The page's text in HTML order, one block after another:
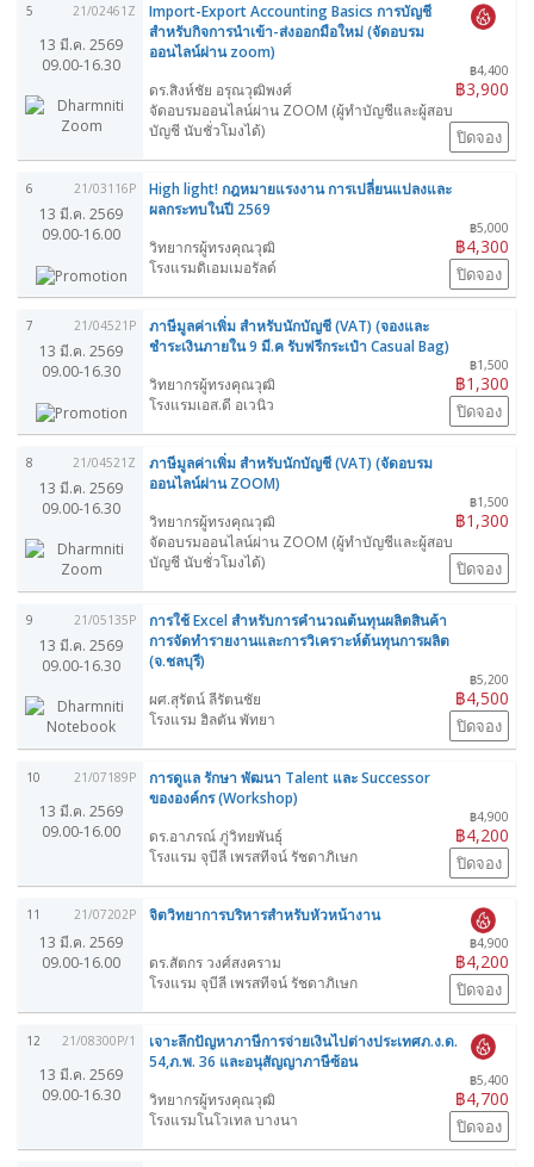
5 21/02461Z
13 มี.ค. 2569
09.00-16.30
Import-Export Accounting Basics การบัญชี
สำหรับกิจการนำเข้า-ส่งออกมือใหม่ (จัดอบรม
ออนไลน์ผ่าน zoom)
฿4,400
฿3,900
ดร.สิงห์ชัย อรุณวุฒิพงศ์
จัดอบรมออนไลน์ผ่าน ZOOM (ผู้ทำบัญชีและผู้สอบ
บัญชี นับชั่วโมงได้)
ปิดจอง
6 21/03116P
13 มี.ค. 2569
09.00-16.00
High light! กฎหมายแรงงาน การเปลี่ยนแปลงและ
ผลกระทบในปี 2569
฿5,000
฿4,300
วิทยากรผู้ทรงคุณวุฒิ
โรงแรมดิเอมเมอรัลด์
ปิดจอง
7 21/04521P
13 มี.ค. 2569
09.00-16.30
ภาษีมูลค่าเพิ่ม สำหรับนักบัญชี (VAT) (จองและ
ชำระเงินภายใน 9 มี.ค รับฟรีกระเป๋า Casual Bag)
฿1,500
฿1,300
วิทยากรผู้ทรงคุณวุฒิ
โรงแรมเอส.ดี อเวนิว
ปิดจอง
8 21/04521Z
13 มี.ค. 2569
09.00-16.30
ภาษีมูลค่าเพิ่ม สำหรับนักบัญชี (VAT) (จัดอบรม
ออนไลน์ผ่าน ZOOM)
฿1,500
฿1,300
วิทยากรผู้ทรงคุณวุฒิ
จัดอบรมออนไลน์ผ่าน ZOOM (ผู้ทำบัญชีและผู้สอบ
บัญชี นับชั่วโมงได้)
ปิดจอง
9 21/05135P
13 มี.ค. 2569
09.00-16.30
การใช้ Excel สำหรับการคำนวณต้นทุนผลิตสินค้า
การจัดทำรายงานและการวิเคราะห์ต้นทุนการผลิต
(จ.ชลบุรี)
฿5,200
฿4,500
ผศ.สุรัตน์ ลีรัตนชัย
โรงแรม ฮิลตัน พัทยา
ปิดจอง
10 21/07189P
13 มี.ค. 2569
09.00-16.00
การดูแล รักษา พัฒนา Talent และ Successor
ขององค์กร (Workshop)
฿4,900
฿4,200
ดร.อาภรณ์ ภู่วิทยพันธุ์
โรงแรม จุบีลี เพรสทีจน์ รัชดาภิเษก
ปิดจอง
11 21/07202P
13 มี.ค. 2569
09.00-16.00
จิตวิทยาการบริหารสำหรับหัวหน้างาน
฿4,900
฿4,200
ดร.สัตกร วงศ์สงคราม
โรงแรม จุบีลี เพรสทีจน์ รัชดาภิเษก
ปิดจอง
12 21/08300P/1
13 มี.ค. 2569
09.00-16.30
เจาะลึกปัญหาภาษีการจ่ายเงินไปต่างประเทศภ.ง.ด.
54,ภ.พ. 36 และอนุสัญญาภาษีซ้อน
฿5,400
฿4,700
วิทยากรผู้ทรงคุณวุฒิ
โรงแรมโนโวเทล บางนา
ปิดจอง